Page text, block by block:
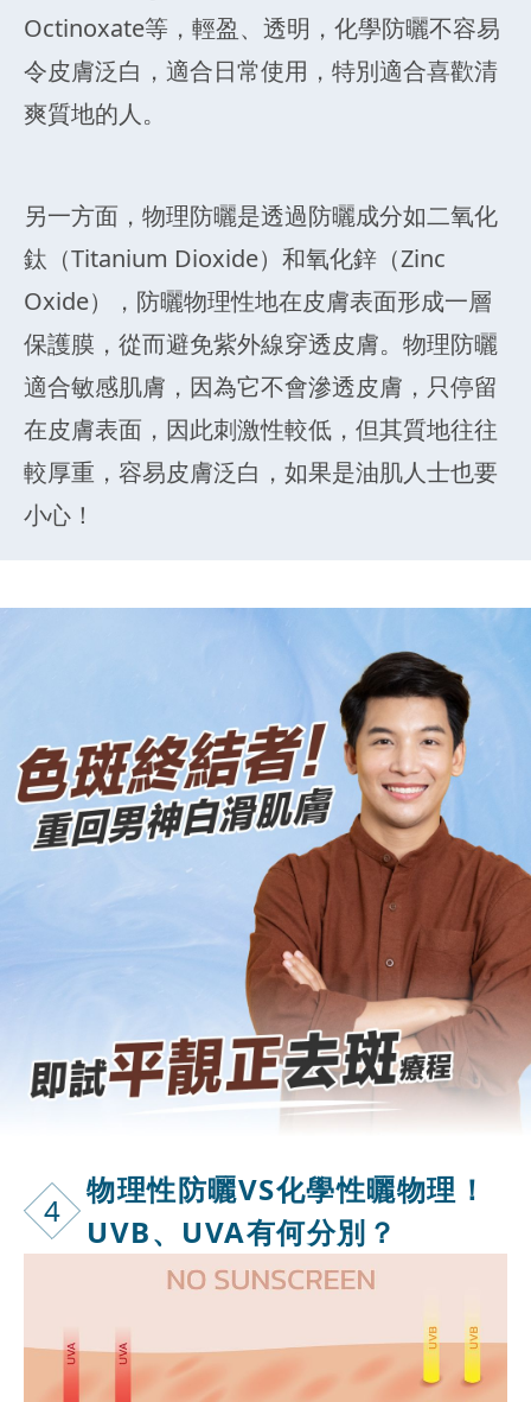
Octinoxate等，輕盈、透明，化學防曬不容易
令皮膚泛白，適合日常使用，特別適合喜歡清
爽質地的人。
另一方面，物理防曬是透過防曬成分如二氧化
鈦（Titanium Dioxide）和氧化鋅（Zinc
Oxide），防曬物理性地在皮膚表面形成一層
保護膜，從而避免紫外線穿透皮膚。物理防曬
適合敏感肌膚，因為它不會滲透皮膚，只停留
在皮膚表面，因此刺激性較低，但其質地往往
較厚重，容易皮膚泛白，如果是油肌人士也要
小心！
4
物理性防曬VS化學性曬物理！
UVB、UVA有何分別？